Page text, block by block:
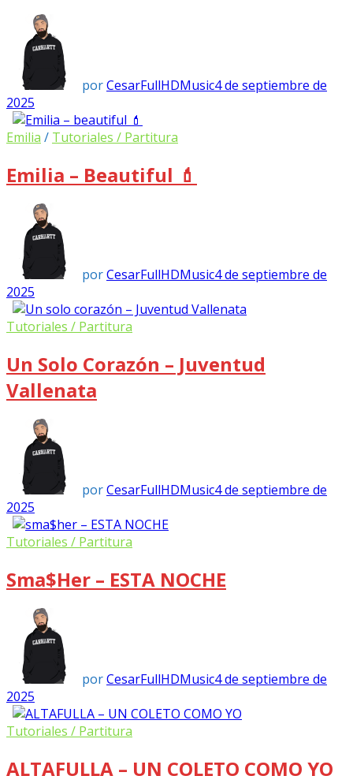
porCesarFullHDMusic4 de septiembre de
2025
Emilia / Tutoriales / Partitura
Emilia – Beautiful 💄
porCesarFullHDMusic4 de septiembre de
2025
Tutoriales / Partitura
Un Solo Corazón – Juventud
Vallenata
porCesarFullHDMusic4 de septiembre de
2025
Tutoriales / Partitura
Sma$her – ESTA NOCHE
porCesarFullHDMusic4 de septiembre de
2025
Tutoriales / Partitura
ALTAFULLA – UN COLETO COMO YO